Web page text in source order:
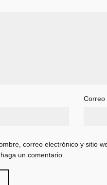
Correo
correo electrónico y sitio
un comentario.